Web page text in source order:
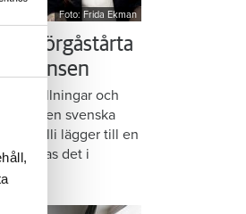
Foto: Frida Ekman
smörgåstårta
fyllningar och
i den svenska
Lalli lägger till en
vattnas det i